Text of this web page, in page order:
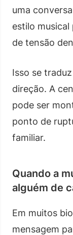
uma
estilo
de tensão
Isso se
direção. A
pode ser
ponto de
familiar.
Quando a
alguém de
Em muitos
mensagem